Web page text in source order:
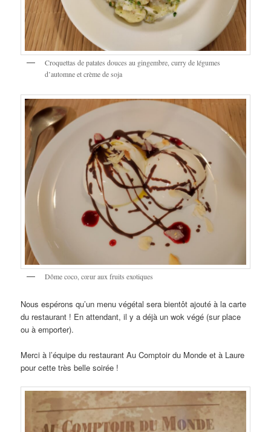
Croquettas de patates douces au gingembre, curry de légumes
d’automne et crème de soja
Dôme coco, cœur aux fruits exotiques
Nous espérons qu’un menu végétal sera bientôt ajouté à la carte
du restaurant ! En attendant, il y a déjà un wok végé (sur place
ou à emporter).
Merci à l’équipe du restaurant Au Comptoir du Monde et à Laure
pour cette très belle soirée !